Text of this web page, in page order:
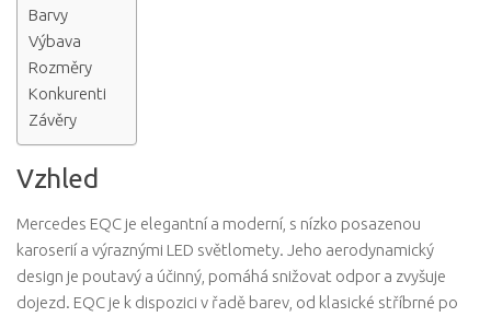
Barvy
Výbava
Rozměry
Konkurenti
Závěry
Vzhled
Mercedes EQC je elegantní a moderní, s nízko posazenou
karoserií a výraznými LED světlomety. Jeho aerodynamický
design je poutavý a účinný, pomáhá snižovat odpor a zvyšuje
dojezd. EQC je k dispozici v řadě barev, od klasické stříbrné po